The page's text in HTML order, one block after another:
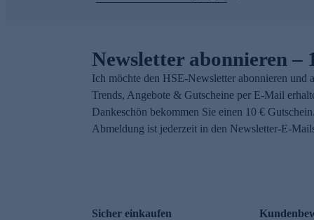
Newsletter abonnieren –
Ich möchte den HSE-Newsletter abonnieren und
Trends, Angebote & Gutscheine per E-Mail
Dankeschön bekommen Sie einen 10 €
Abmeldung ist jederzeit in den Newsletter-E-
Sicher einkaufen